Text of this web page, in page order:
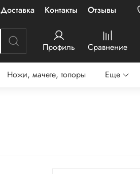
Доставка Контакты Отзывы
Профиль Сравнение
Ножи, мачете, топоры Еще